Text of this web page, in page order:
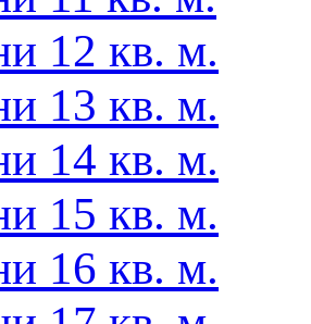
12 кв. м.
13 кв. м.
14 кв. м.
15 кв. м.
16 кв. м.